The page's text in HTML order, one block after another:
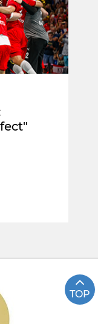
TOP